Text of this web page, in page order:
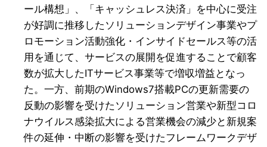
ール構想」、「キャッシュレス決済」を中心に受注
が好調に推移したソリューションデザイン事業やプ
ロモーション活動強化・インサイドセールス等の活
用を通じて、サービスの展開を促進することで顧客
数が拡大したITサービス事業等で増収増益となっ
た。一方、前期のWindows7搭載PCの更新需要の
反動の影響を受けたソリューション営業や新型コロ
ナウイルス感染拡大による営業機会の減少と新規案
件の延伸・中断の影響を受けたフレームワークデザ